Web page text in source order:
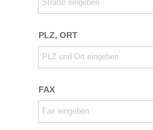
Straße eingeben
PLZ, ORT
PLZ und Ort eingeben
FAX
Fax eingeben